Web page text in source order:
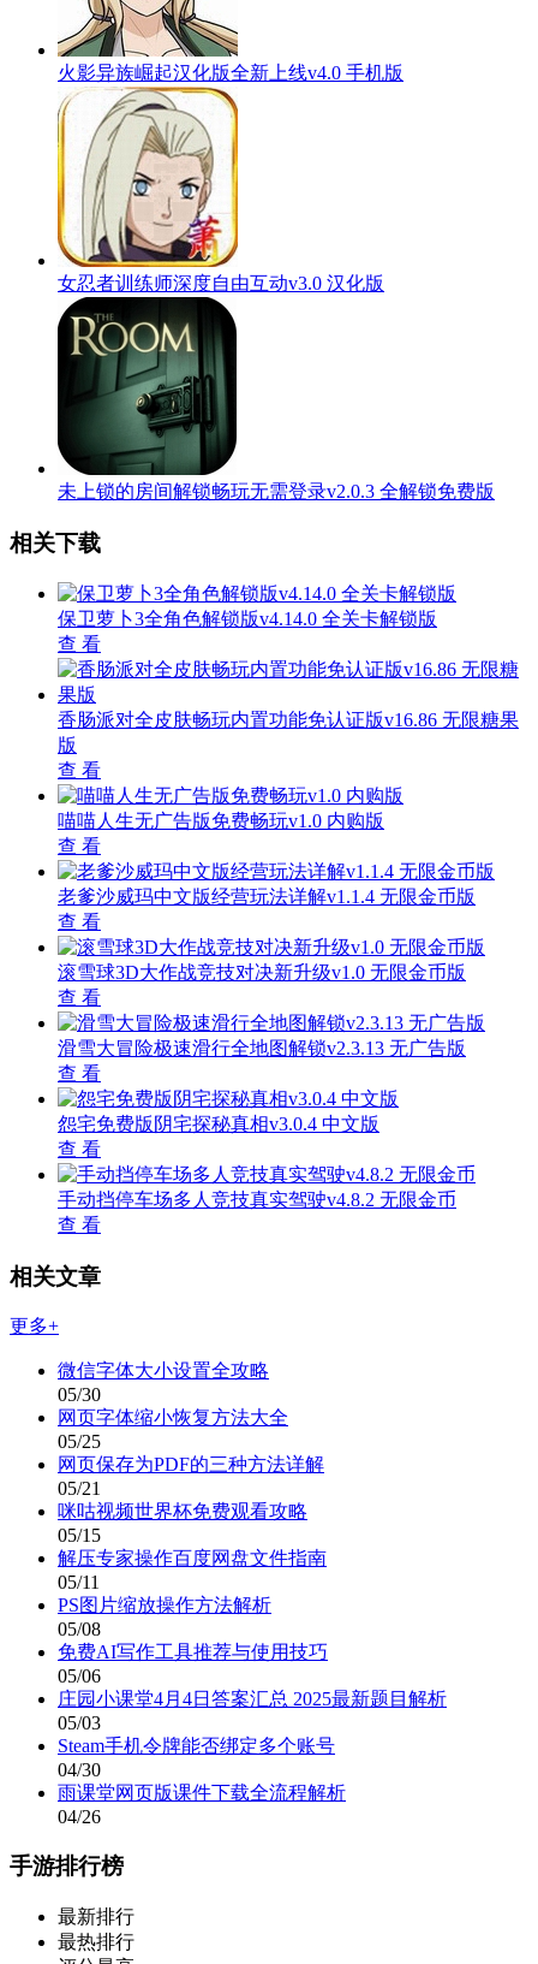
火影异族崛起汉化版全新上线v4.0 手机版
女忍者训练师深度自由互动v3.0 汉化版
未上锁的房间解锁畅玩无需登录v2.0.3 全解锁免费版
相关下载
保卫萝卜3全角色解锁版v4.14.0 全关卡解锁版
查 看
香肠派对全皮肤畅玩内置功能免认证版v16.86 无限糖果
版
查 看
喵喵人生无广告版免费畅玩v1.0 内购版
查 看
老爹沙威玛中文版经营玩法详解v1.1.4 无限金币版
查 看
滚雪球3D大作战竞技对决新升级v1.0 无限金币版
查 看
滑雪大冒险极速滑行全地图解锁v2.3.13 无广告版
查 看
怨宅免费版阴宅探秘真相v3.0.4 中文版
查 看
手动挡停车场多人竞技真实驾驶v4.8.2 无限金币
查 看
相关文章
更多+
微信字体大小设置全攻略
05/30
网页字体缩小恢复方法大全
05/25
网页保存为PDF的三种方法详解
05/21
咪咕视频世界杯免费观看攻略
05/15
解压专家操作百度网盘文件指南
05/11
PS图片缩放操作方法解析
05/08
免费AI写作工具推荐与使用技巧
05/06
庄园小课堂4月4日答案汇总 2025最新题目解析
05/03
Steam手机令牌能否绑定多个账号
04/30
雨课堂网页版课件下载全流程解析
04/26
手游排行榜
最新排行
最热排行